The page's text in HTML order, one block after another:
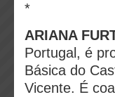
*
ARIANA
Portugal, é
Básica do
Vicente. É